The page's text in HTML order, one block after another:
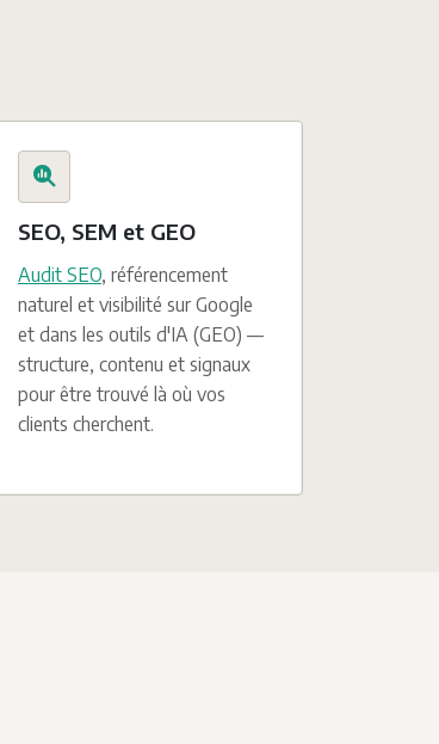
SEO, SEM et GEO
Audit SEO , référencement
naturel et visibilité sur Google
et dans les outils d'IA (GEO) —
structure, contenu et signaux
pour être trouvé là où vos
clients cherchent.